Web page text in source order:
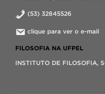
(53) 32845526
clique para ver o e-mail
FILOSOFIA NA UFPEL
INSTITUTO DE FILOSOFIA,